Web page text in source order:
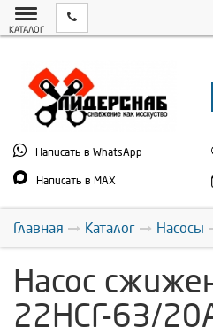
КАТАЛОГ
Написать в WhatsApp
Написать в MAX
Главная Каталог Насосы
Насос
22НСГ-63/